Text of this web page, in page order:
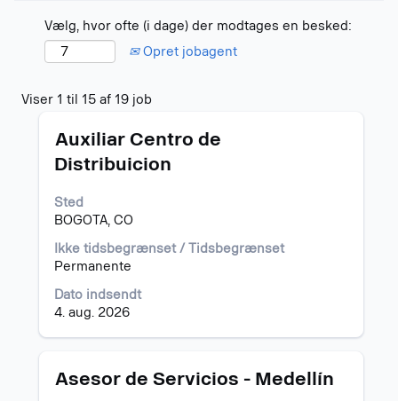
Vælg, hvor ofte (i dage) der modtages en besked:
Opret jobagent
Viser 1 til 15 af 19 job
"colombia".
1
til
Stilling
Auxiliar Centro de
Distribuicion
Sted
BOGOTA, CO
Ikke tidsbegrænset / Tidsbegrænset
Permanente
Dato indsendt
4. aug. 2026
Vælg
mellemrumstasten
at
se
det
fulde
af
joboplysningerne.
Stilling
Asesor de Servicios - Medellín
Vælg